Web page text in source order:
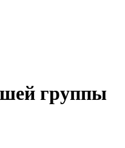
группы